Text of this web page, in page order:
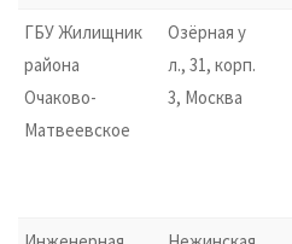
ГБУ Жилищник
района
Очаково-
Матвеевское
Озёрная у
л., 31, корп.
3, Москва